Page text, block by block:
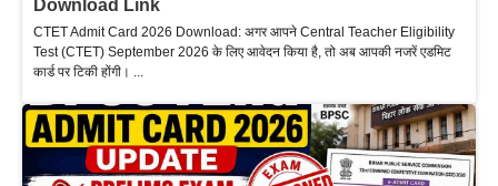
Download Link
CTET Admit Card 2026 Download: अगर आपने Central Teacher Eligibility
Test (CTET) September 2026 के लिए आवेदन किया है, तो अब आपकी नजरें एडमिट
कार्ड पर टिकी होंगी। ...